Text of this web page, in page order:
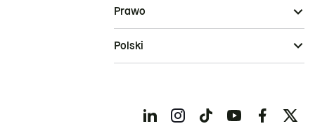
Prawo
Polski